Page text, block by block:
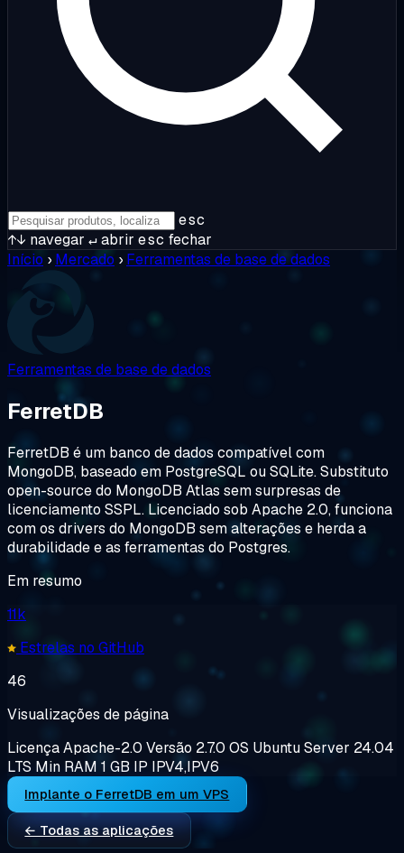
esc
↑↓ navegar ↵abrir esc fechar
Início › Mercado › Ferramentas de base de dados
Ferramentas de base de dados
FerretDB
FerretDB é um banco de dados compatível com
MongoDB, baseado em PostgreSQL ou SQLite. Substituto
open-source do MongoDB Atlas sem surpresas de
licenciamento SSPL. Licenciado sob Apache 2.0, funciona
com os drivers do MongoDB sem alterações e herda a
durabilidade e as ferramentas do Postgres.
Em resumo
11k
Estrelas no GitHub
46
Visualizações de página
LicençaApache-2.0 Versão 2.7.0 OS Ubuntu Server 24.04
LTS Min RAM 1 GB IP IPV4,IPV6
Implante o FerretDB em um VPS
← Todas as aplicações